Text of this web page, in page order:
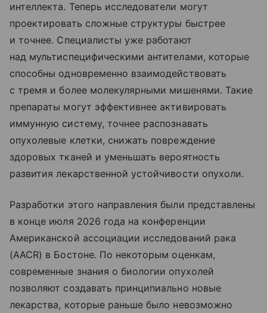
интеллекта. Теперь исследователи могут
проектировать сложные структуры быстрее
и точнее. Специалисты уже работают
над мультиспецифическими антителами, которые
способны одновременно взаимодействовать
с тремя и более молекулярными мишенями. Такие
препараты могут эффективнее активировать
иммунную систему, точнее распознавать
опухолевые клетки, снижать повреждение
здоровых тканей и уменьшать вероятность
развития лекарственной устойчивости опухоли.
Разработки этого направления были представлены
в конце июля 2026 года на конференции
Американской ассоциации исследований рака
(AACR) в Бостоне. По некоторым оценкам,
современные знания о биологии опухолей
позволяют создавать принципиально новые
лекарства, которые раньше было невозможно